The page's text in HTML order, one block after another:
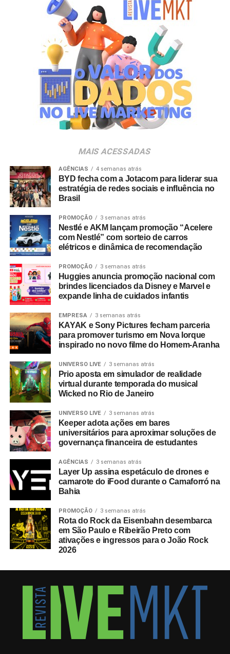
MAIS ACESSADAS
AGÊNCIAS 4 semanas atrás
BYD fecha com a Jotacom para liderar sua
estratégia de redes sociais e influência no
Brasil
PROMOÇÃO 3 semanas atrás
Nestlé e AKM lançam promoção “Acelere
com Nestlé” com sorteio de carros
elétricos e dinâmica de recomendação
PROMOÇÃO 3 semanas atrás
Huggies anuncia promoção nacional com
brindes licenciados da Disney e Marvel e
expande linha de cuidados infantis
EMPRESA 3 semanas atrás
KAYAK e Sony Pictures fecham parceria
para promover turismo em Nova Iorque
inspirado no novo filme do Homem-Aranha
UNIVERSO LIVE 3 semanas atrás
Prio aposta em simulador de realidade
virtual durante temporada do musical
Wicked no Rio de Janeiro
UNIVERSO LIVE 3 semanas atrás
Keeper adota ações em bares
universitários para aproximar soluções de
governança financeira de estudantes
AGÊNCIAS 3 semanas atrás
Layer Up assina espetáculo de drones e
camarote do iFood durante o Camaforró na
Bahia
PROMOÇÃO 3 semanas atrás
Rota do Rock da Eisenbahn desembarca
em São Paulo e Ribeirão Preto com
ativações e ingressos para o João Rock
2026